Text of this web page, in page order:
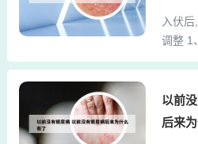
然消失
有滋润
效，同
可能
晒、盲
入伏
调整 1
三伏天
补充
奶等食
以前
后来